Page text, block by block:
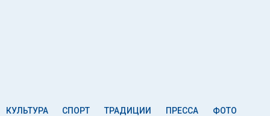
КУЛЬТУРА СПОРТ ТРАДИЦИИ ПРЕССА ФОТО